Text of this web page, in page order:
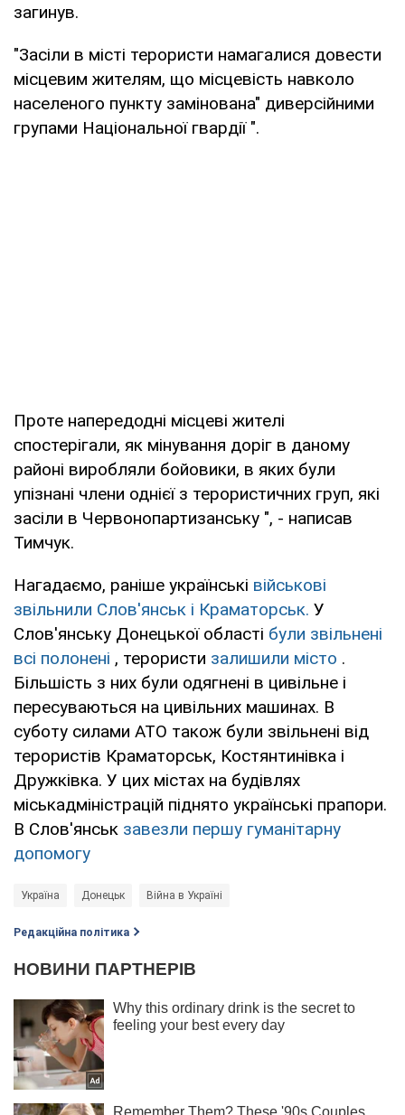
загинув.
"Засіли в місті терористи намагалися довести
місцевим жителям, що місцевість навколо
населеного пункту замінована" диверсійними
групами Національної гвардії ".
Проте напередодні місцеві жителі
спостерігали, як мінування доріг в даному
районі виробляли бойовики, в яких були
упізнані члени однієї з терористичних груп, які
засіли в Червонопартизанську ", - написав
Тимчук.
Нагадаємо, раніше українські військові
звільнили Слов'янськ і Краматорськ. У
Слов'янську Донецької області були звільнені
всі полонені , терористи залишили місто .
Більшість з них були одягнені в цивільне і
пересуваються на цивільних машинах. В
суботу силами АТО також були звільнені від
терористів Краматорськ, Костянтинівка і
Дружківка. У цих містах на будівлях
міськадміністрацій піднято українські прапори.
В Слов'янськ завезли першу гуманітарну
допомогу
Україна Донецьк Війна в Україні
Редакційна політика